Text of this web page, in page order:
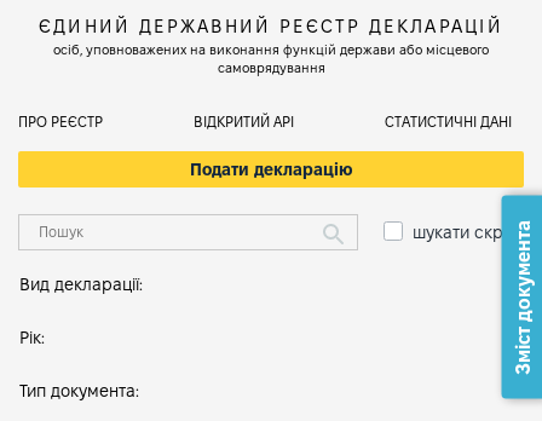
ЄДИНИЙ ДЕРЖАВНИЙ РЕЄСТР ДЕКЛАРАЦІЙ
осіб, уповноважених на виконання функцій держави або місцевого
самоврядування
ПРО РЕЄСТР ВІДКРИТИЙ АРІ СТАТИСТИЧНІ ДАНІ
Подати декларацію
шукати скрізь
Вид декларації:
Рік:
Тип документа:
Зміст документа